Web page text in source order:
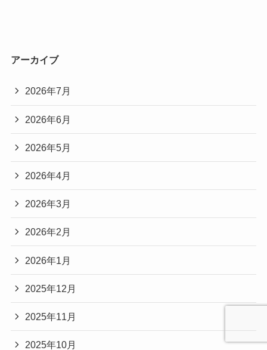
アーカイブ
2026年7月
2026年6月
2026年5月
2026年4月
2026年3月
2026年2月
2026年1月
2025年12月
2025年11月
2025年10月